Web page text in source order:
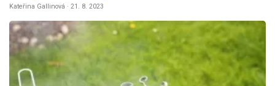
Kateřina Gallinová · 21. 8. 2023